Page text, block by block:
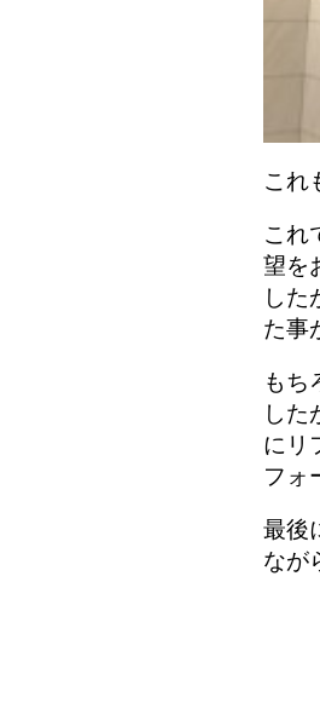
これ
これ
望を
した
た事
もち
した
にリ
フォ
最後
なが